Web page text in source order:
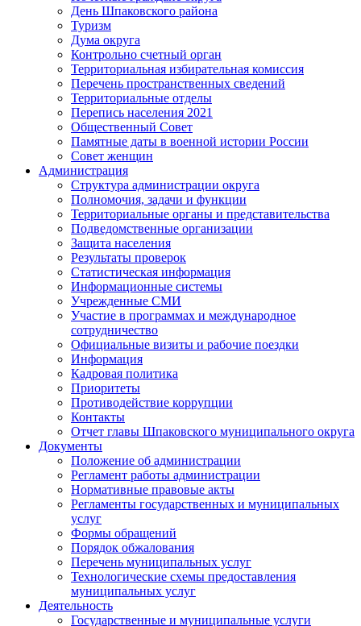
День Шпаковского района
Туризм
Дума округа
Контрольно счетный орган
Территориальная избирательная комиссия
Перечень пространственных сведений
Территориальные отделы
Перепись населения 2021
Общественный Совет
Памятные даты в военной истории России
Совет женщин
Администрация
Структура администрации округа
Полномочия, задачи и функции
Территориальные органы и представительства
Подведомственные организации
Защита населения
Результаты проверок
Статистическая информация
Информационные системы
Учрежденные СМИ
Участие в программах и международное
сотрудничество
Официальные визиты и рабочие поездки
Информация
Кадровая политика
Приоритеты
Противодействие коррупции
Контакты
Отчет главы Шпаковского муниципального округа
Документы
Положение об администрации
Регламент работы администрации
Нормативные правовые акты
Регламенты государственных и муниципальных
услуг
Формы обращений
Порядок обжалования
Перечень муниципальных услуг
Технологические схемы предоставления
муниципальных услуг
Деятельность
Государственные и муниципальные услуги